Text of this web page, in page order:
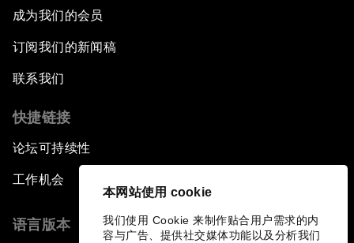
本网站使用 cookie
我们使用 Cookie 来制作贴合用户需求的内
容与广告、提供社交媒体功能以及分析我们
成为我们的会员
订阅我们的新闻稿
联系我们
快捷链接
论坛可持续性
工作机会
语言版本